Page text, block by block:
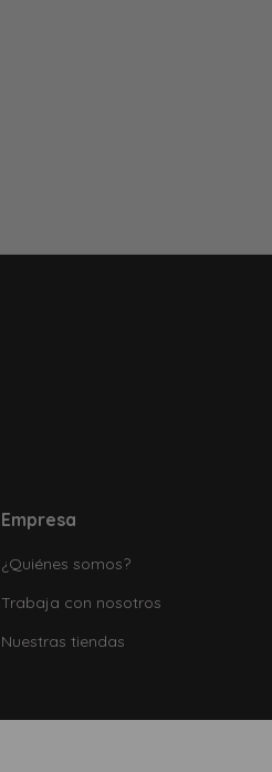
Empresa
¿Quiénes somos?
Trabaja con nosotros
Nuestras tiendas